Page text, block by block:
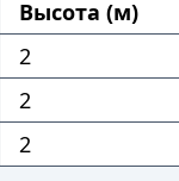
Высота (м)
2
2
2